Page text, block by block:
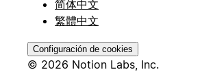
简体中文
繁體中文
Configuración de cookies
© 2026 Notion Labs, Inc.